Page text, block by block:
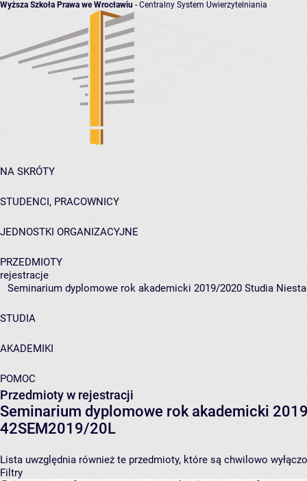
Wyższa Szkoła Prawa we Wrocławiu - Centralny System Uwierzytelniania
NA SKRÓTY
STUDENCI, PRACOWNICY
JEDNOSTKI ORGANIZACYJNE
PRZEDMIOTY
rejestracje
Seminarium dyplomowe rok akademicki 2019/2020 Studia
STUDIA
AKADEMIKI
POMOC
Przedmioty w rejestracji
Seminarium dyplomowe rok akademicki
42SEM2019/20L
Lista uwzględnia również te przedmioty, które są chwilowo
Filtry